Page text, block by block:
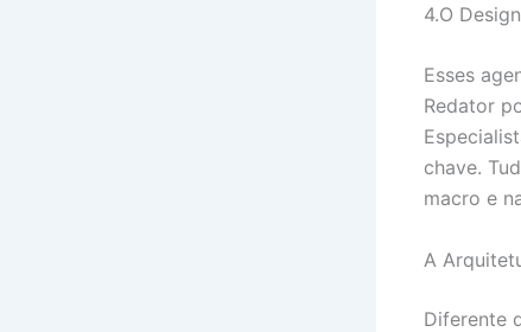
4.O
Esses
Redator
chave.
macro e
A
Diferente